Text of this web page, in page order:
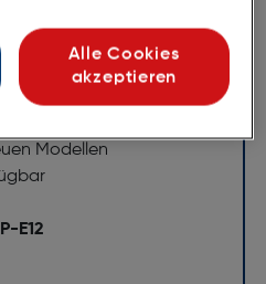
No-Nonsense
Modellen
E12
Alle Cookies
akzeptieren